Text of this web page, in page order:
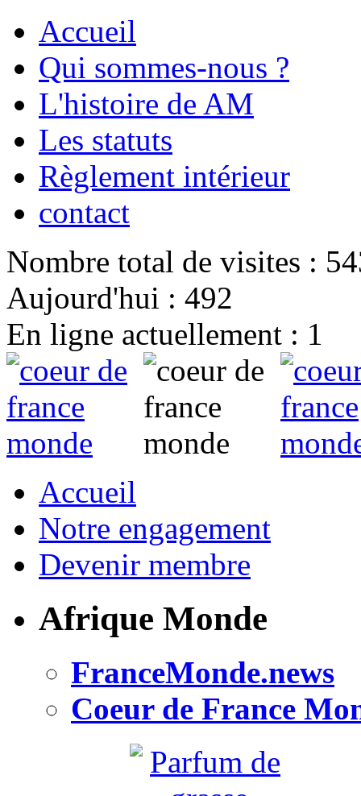
Accueil
Qui sommes-nous ?
L'histoire de AM
Les statuts
Règlement intérieur
contact
Nombre total de visites :
Aujourd'hui : 492
En ligne actuellement : 1
Accueil
Notre engagement
Devenir membre
Afrique Monde
FranceMonde.news
Coeur de France